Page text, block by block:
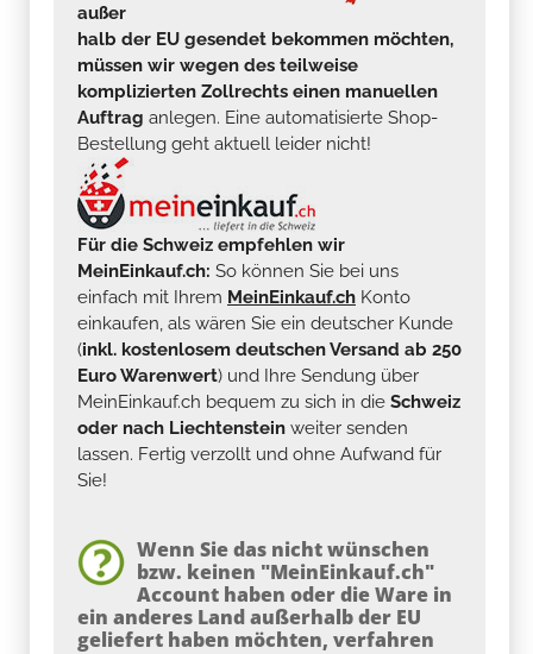
außer
halb der EU gesendet bekommen möchten,
müssen wir wegen des teilweise
komplizierten Zollrechts einen manuellen
Auftrag anlegen. Eine automatisierte Shop-
Bestellung geht aktuell leider nicht!
Für die Schweiz empfehlen wir
MeinEinkauf.ch: So können Sie bei uns
einfach mit Ihrem MeinEinkauf.ch Konto
einkaufen, als wären Sie ein deutscher Kunde
(inkl. kostenlosem deutschen Versand ab 250
Euro Warenwert) und Ihre Sendung über
MeinEinkauf.ch bequem zu sich in die Schweiz
oder nach Liechtenstein weiter senden
lassen. Fertig verzollt und ohne Aufwand für
Sie!
Wenn Sie das nicht wünschen
bzw. keinen "MeinEinkauf.ch"
Account haben oder die Ware in
ein anderes Land außerhalb der EU
geliefert haben möchten, verfahren